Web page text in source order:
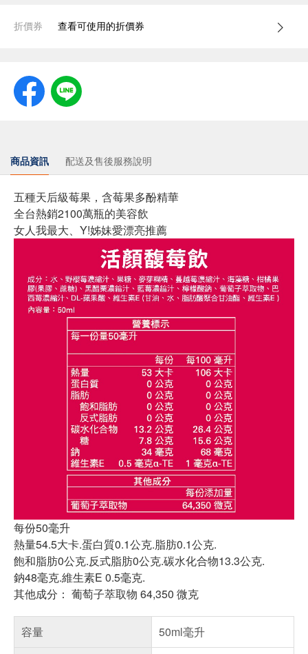
折價券 查看可使用的折價券
商品資訊 配送及售後服務說明
五種天后級莓果，含莓果多酚精華
全台熱銷2100萬瓶的美容飲
女人我最大、Y!姊妹愛漂亮推薦
每份50毫升
熱量54.5大卡.蛋白質0.1公克.脂肪0.1公克.
飽和脂肪0公克.反式脂肪0公克.碳水化合物13.3公克.
鈉48毫克.維生素E 0.5毫克.
其他成分： 葡萄子萃取物 64,350 微克
容量
50ml毫升